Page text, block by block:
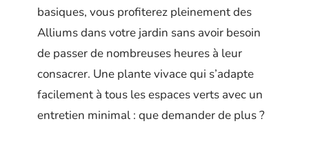
basiques, vous profiterez pleinement des
Alliums dans votre jardin sans avoir besoin
de passer de nombreuses heures à leur
consacrer. Une plante vivace qui s’adapte
facilement à tous les espaces verts avec un
entretien minimal : que demander de plus ?